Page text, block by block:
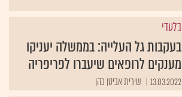
בלעדי
בעקבות גל העלייה: בממשלה יעניקו
מענקים לרופאים שיעברו לפריפריה
13.03.2022 שירית אביטן כהן